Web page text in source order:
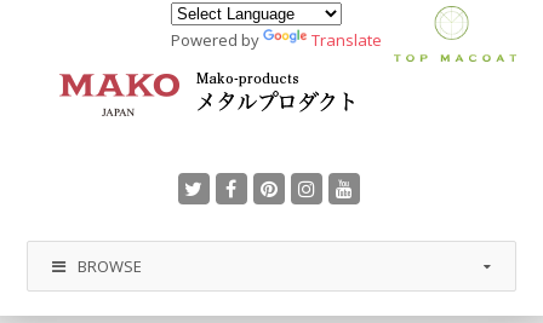
Powered by Translate
BROWSE